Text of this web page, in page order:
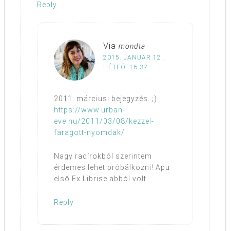
Reply
Via mondta
2015. JANUÁR 12.,
HÉTFŐ, 16:37
2011. márciusi bejegyzés. ;)
https://www.urban-
eve.hu/2011/03/08/kezzel-
faragott-nyomdak/
Nagy radírokból szerintem
érdemes lehet próbálkozni! Apu
első Ex Librise abból volt.
Reply